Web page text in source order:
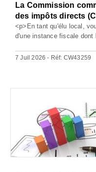
La Commission
des impôts directs
<p>En tant qu'élu local,
d'une instance fiscale dont
7 Juil 2026 - Réf: CW43259